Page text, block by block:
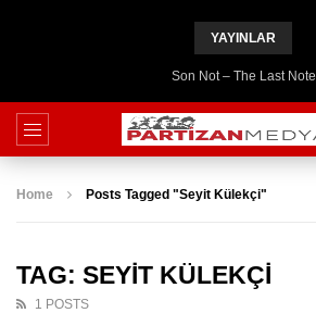
YAYINLAR
Son Not – The Last Note
Home Posts Tagged "Seyit Külekçi"
TAG: SEYIT KÜLEKÇI
1 POSTS